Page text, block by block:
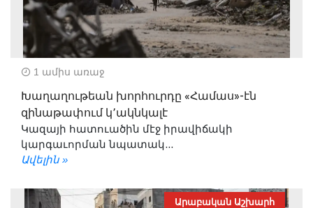
1 ամիս առաջ
Խաղաղութեան խորհուրդը «Համաս»-էն
զինաթափում կ՚ակնկալէ
Կազայի հատուածին մէջ իրավիճակի
կարգաւորման նպատակ...
Ավելին »
Արաբական Աշխարհ